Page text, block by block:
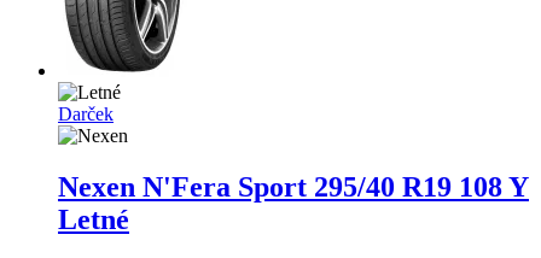
Darček
Nexen N'Fera Sport 295/40 R19 108 Y
Letné